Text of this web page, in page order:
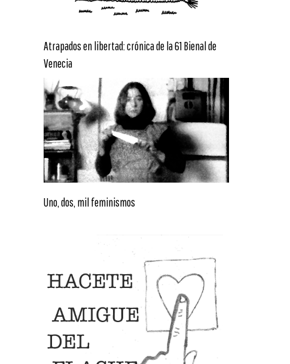
Atrapados en libertad: crónica de la 61 Bienal de
Venecia
Uno, dos, mil feminismos